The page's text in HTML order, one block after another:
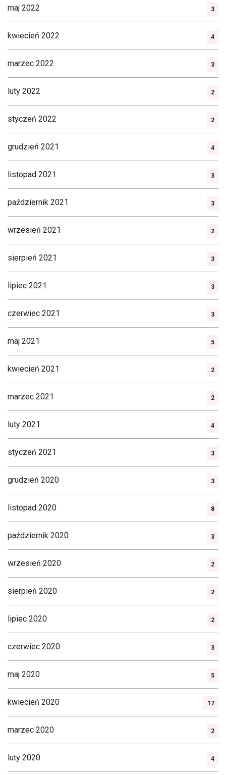
maj 2022 3
kwiecień 2022 4
marzec 2022 3
luty 2022 2
styczeń 2022 2
grudzień 2021 4
listopad 2021 3
październik 2021 3
wrzesień 2021 2
sierpień 2021 3
lipiec 2021 3
czerwiec 2021 3
maj 2021 5
kwiecień 2021 2
marzec 2021 2
luty 2021 4
styczeń 2021 3
grudzień 2020 3
listopad 2020 8
październik 2020 3
wrzesień 2020 2
sierpień 2020 2
lipiec 2020 2
czerwiec 2020 3
maj 2020 5
kwiecień 2020 17
marzec 2020 2
luty 2020 4